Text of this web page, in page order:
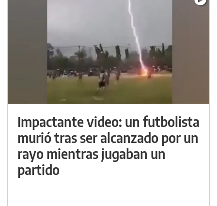
Impactante video: un futbolista
murió tras ser alcanzado por un
rayo mientras jugaban un
partido